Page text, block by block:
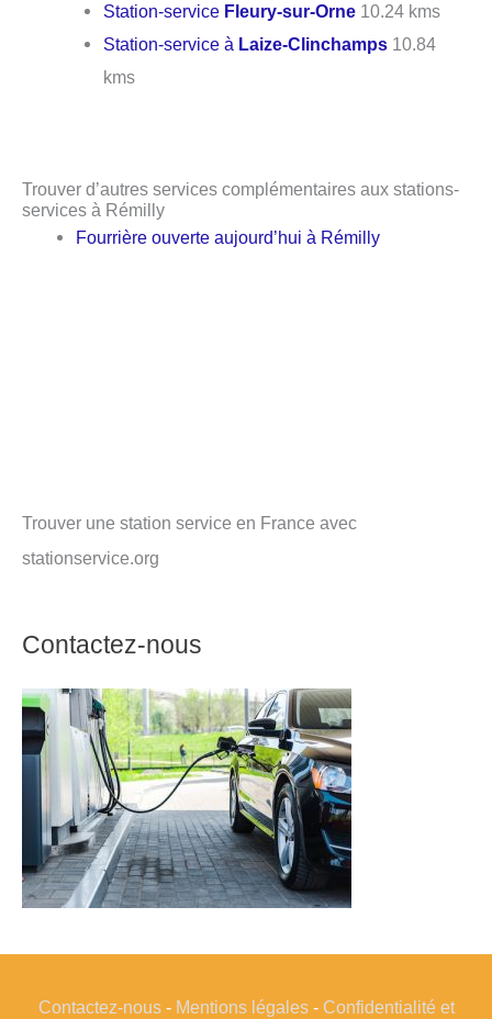
Station-service Fleury-sur-Orne 10.24 kms
Station-service à Laize-Clinchamps 10.84
kms
Trouver d’autres services complémentaires aux stations-
services à Rémilly
Fourrière ouverte aujourd’hui à Rémilly
Trouver une station service en France avec
stationservice.org
Contactez-nous
Contactez-nous- Mentions légales- Confidentialité et